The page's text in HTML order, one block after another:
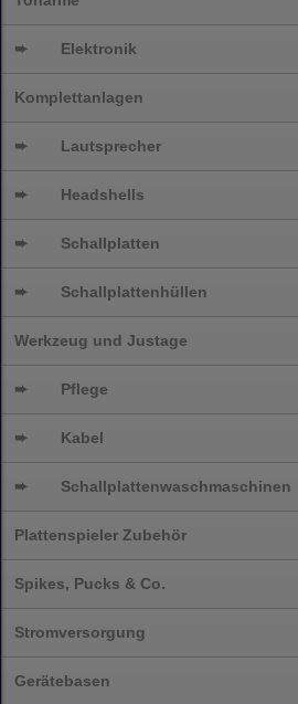
➨ Elektronik
Komplettanlagen
➨ Lautsprecher
➨ Headshells
➨ Schallplatten
➨ Schallplattenhüllen
Werkzeug und Justage
➨ Pflege
➨ Kabel
➨ Schallplattenwaschmaschinen
Plattenspieler Zubehör
Spikes, Pucks & Co.
Stromversorgung
Gerätebasen